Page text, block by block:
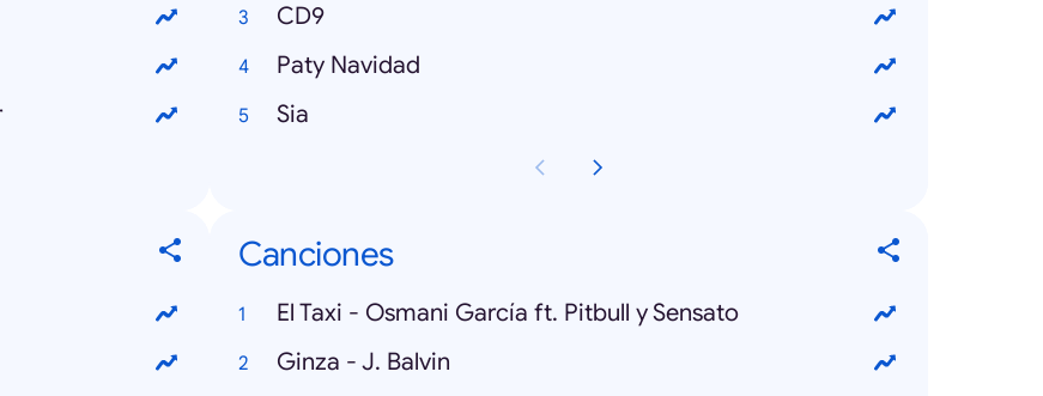
CD9
Paty Navidad
Sia
Canciones
El Taxi - Osmani García ft. Pitbull y Sensato
Ginza - J. Balvin